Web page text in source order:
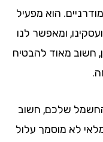
הוא מפעיל
ומאפשר לנו
מאוד להבטיח
שלכם, חשוב
מוסמך עלול